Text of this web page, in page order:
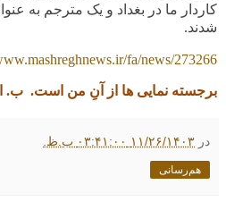
کاردار ما در بغداد و یک مترجم به
شدند.
fa/news/273266
برجسته نمایی ها از آنِ من است. ب.
در ۱۱/۲۶/۱۴۰۳ ۰۳:۴۱:۰۰ ب.ظ.
هم‌رسانی